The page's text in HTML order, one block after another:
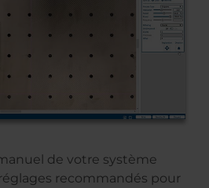
de votre système
recommandés pour